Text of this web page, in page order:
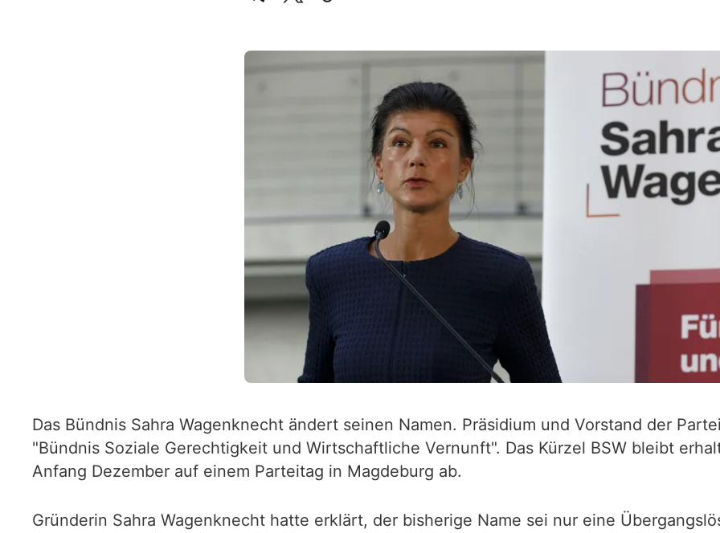
Das Bündnis Sahra Wagenknecht ändert seinen Namen. Präsidium und Vorstand der
"Bündnis Soziale Gerechtigkeit und Wirtschaftliche Vernunft". Das Kürzel BSW bleibt
Anfang Dezember auf einem Parteitag in Magdeburg ab.
Gründerin Sahra Wagenknecht hatte erklärt, der bisherige Name sei nur eine